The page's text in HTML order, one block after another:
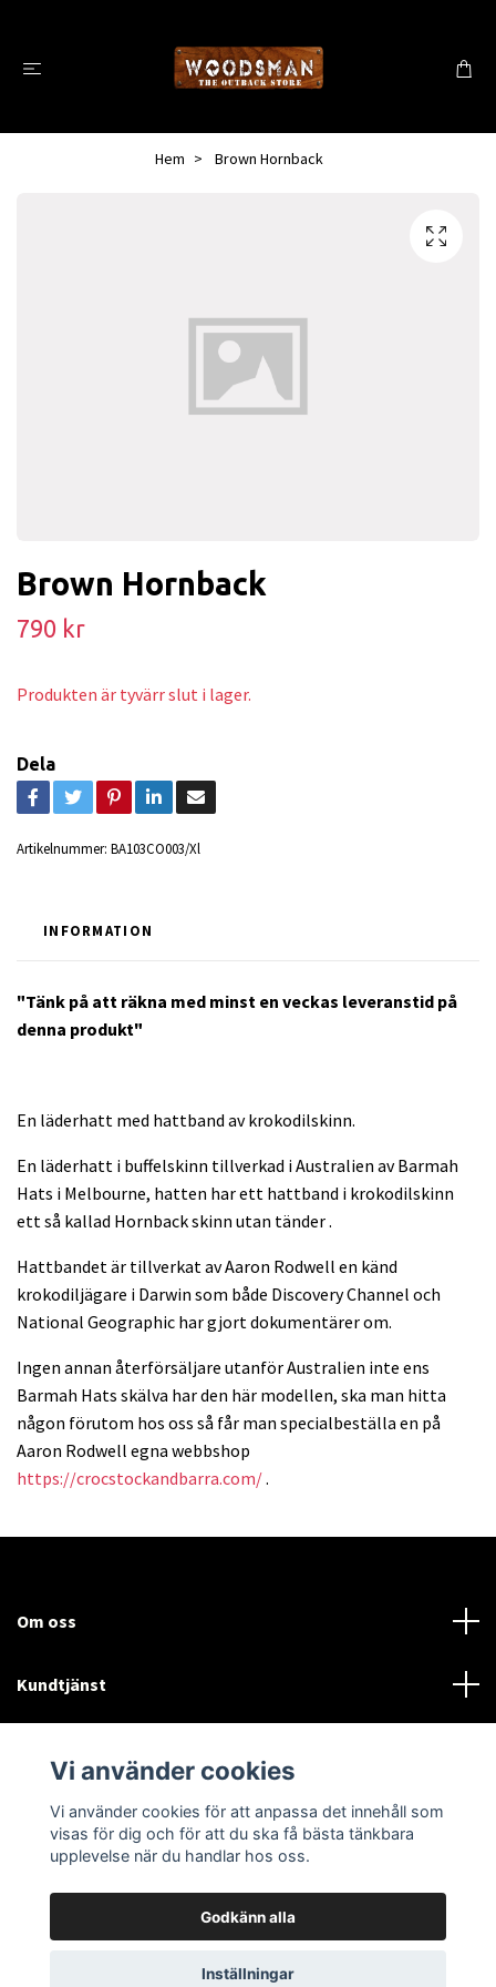
Hem Brown Hornback
Brown Hornback
790 kr
Produkten är tyvärr slut i lager.
Dela
Artikelnummer: BA103CO003/Xl
INFORMATION
"Tänk på att räkna med minst en veckas leveranstid på
denna produkt"
En läderhatt med hattband av krokodilskinn.
En läderhatt i buffelskinn tillverkad i Australien av Barmah
Hats i Melbourne, hatten har ett hattband i krokodilskinn
ett så kallad Hornback skinn utan tänder .
Hattbandet är tillverkat av Aaron Rodwell en känd
krokodiljägare i Darwin som både Discovery Channel och
National Geographic har gjort dokumentärer om.
Ingen annan återförsäljare utanför Australien inte ens
Barmah Hats skälva har den här modellen, ska man hitta
någon förutom hos oss så får man specialbeställa en på
Aaron Rodwell egna webbshop
https://crocstockandbarra.com/.
Om oss
Kundtjänst
Sociala medier
© 2026 woodsman.sePowered by Quickbutik
Vi använder cookies
Vi använder cookies för att anpassa det innehåll som
visas för dig och för att du ska få bästa tänkbara
upplevelse när du handlar hos oss.
Godkänn alla
Inställningar